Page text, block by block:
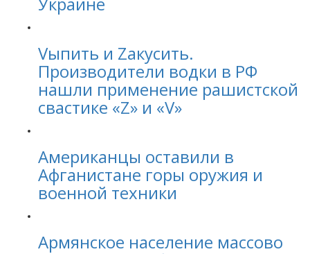
Vыпить и Zакусить.
Производители водки в РФ
нашли применение рашистской
свастике «Z» и «V»
Американцы оставили в
Афганистане горы оружия и
военной техники
Армянское население массово